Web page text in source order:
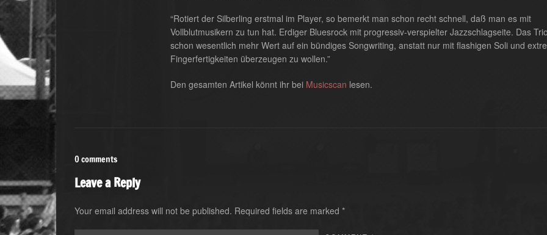
“Rotiert der Silberling erstmal im Player, so bemerkt man schon recht schnell, daß man es mit
Vollblutmusikern zu tun hat. Erdiger Bluesrock mit progressiv-verspielter Jazzschlagseite. Das
schon wesentlich mehr Wert auf ein bündiges Songwriting, anstatt nur mit flashigen Soli und
Fingerfertigkeiten überzeugen zu wollen.”
Den gesamten Artikel könnt ihr bei Musicscan lesen.
0 comments
Leave a Reply
Your email address will not be published. Required fields are marked *